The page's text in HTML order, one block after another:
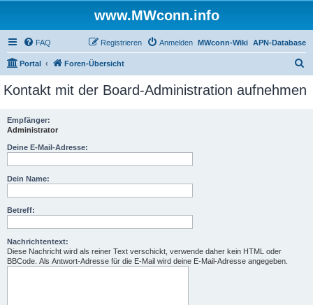
www.MWconn.info
FAQ APN-Database
MWconn-Wiki
Anmelden
Registrieren
Portal Foren-Übersicht
c
Kontakt mit der Board-Administration aufnehmen
Empfänger:
Administrator
Deine E-Mail-Adresse:
Dein Name:
Betreff:
Nachrichtentext:
Diese Nachricht wird als reiner Text verschickt, verwende daher kein HTML oder
BBCode. Als Antwort-Adresse für die E-Mail wird deine E-Mail-Adresse angegeben.